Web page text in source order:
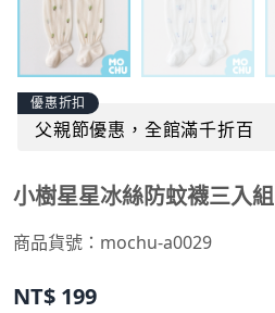
優惠折扣
父親節優惠，全館滿千折百
小樹星星冰絲防蚊襪三入組
商品貨號： mochu-a0029
NT$ 199